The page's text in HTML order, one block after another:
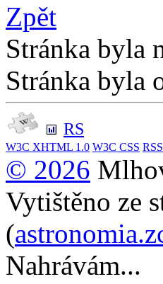
Zpět
Stránka byla
Stránka byla
RS
W3C XHTML 1.0 W3C CSS RSS
© 2026
Vytištěno ze
(
Nahrávám...